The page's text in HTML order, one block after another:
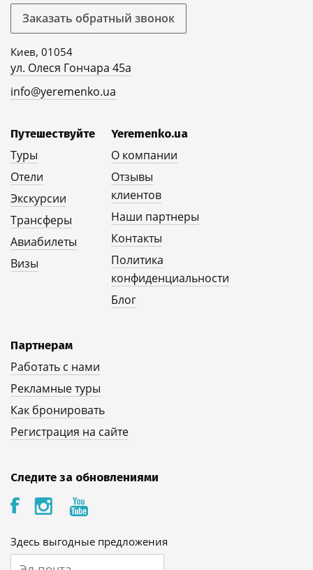
Заказать обратный звонок
Киев, 01054
ул. Олеся Гончара 45а
info@yeremenko.ua
Путешествуйте
Туры
Отели
Экскурсии
Трансферы
Авиабилеты
Визы
Yeremenko.ua
О компании
Отзывы
клиентов
Наши партнеры
Контакты
Политика
конфиденциальности
Блог
Партнерам
Работать с нами
Рекламные туры
Как бронировать
Регистрация на сайте
Следите за обновлениями
Здесь выгодные предложения